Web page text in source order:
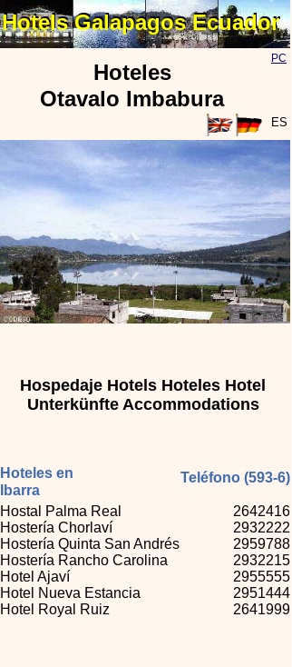
Hoteles
Otavalo Imbabura
Hotels Galapagos Ecuador
Hotels Galapagos Ecuador
Hospedaje Hotels Hoteles Hotel
Unterkünfte Accommodations
Teléfono (593-6)
Hoteles en
Ibarra
Hostal Palma Real
Hostería Chorlaví
Hostería Quinta San Andrés
Hostería Rancho Carolina
Hotel Ajaví
Hotel Nueva Estancia
Hotel Royal Ruiz
2642416
2932222
2959788
2932215
2955555
2951444
2641999
PC
ES